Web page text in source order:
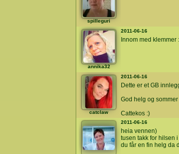
spilleguri
annika32
2011-06-16
Innom med klemmer
catclaw
2011-06-16
Dette er et GB
God helg og sommer
Cattekos :)
2011-06-16
heia vennen)
tusen takk for hilsen
du får en fin helg da